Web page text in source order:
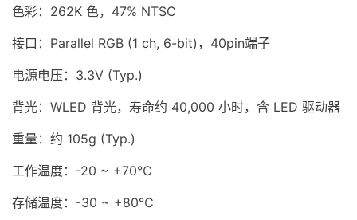
色彩：262K 色，47% NTSC
接口：Parallel RGB (1 ch, 6-bit)，40pin端子
电源电压：3.3V (Typ.)
背光：WLED 背光，寿命约 40,000 小时，含 LED 驱动器
重量：约 105g (Typ.)
工作温度：-20 ~ +70℃
存储温度：-30 ~ +80℃